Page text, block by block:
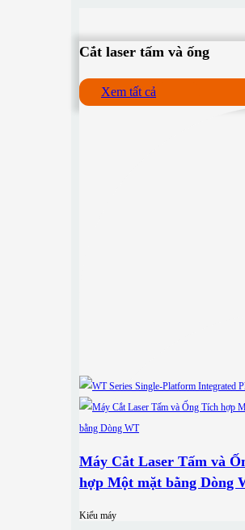
Cắt laser tấm và ống
Xem tất cả
Máy Cắt Laser Tấm và
hợp Một mặt bằng Dòng
Kiểu máy